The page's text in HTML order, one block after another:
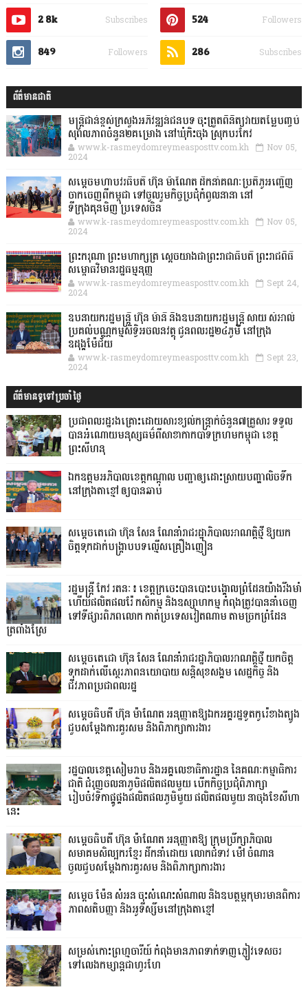
2.8k Subscribes 524 Followers
849 Followers 286 Subscribes
ព័ត៌មានជាតិ
មន្ត្រីជាន់ខ្ពស់ក្រសួងអភិវឌ្ឍន៍ជនបទ ចុះត្រួតពិនិត្យវាយតម្លៃបញ្ចប់
សុពលភាពចំនួន២គម្រោង នៅឃុំកិះចុង ស្រុកបរកែវ
www.k-rasmeydomreymeasposttv.com.kh Nov 05,
2024
សម្តេចមហាបវរធិបតី ហ៊ុន ម៉ាណែត ដឹកនាំគណៈប្រតិភូអញ្ជើញ
ចាកចេញពីកម្ពុជា ទៅចូលរួមកិច្ចប្រជុំកំពូលនានា នៅ
ទីក្រុងគុនមិញ ប្រទេសចិន
www.k-rasmeydomreymeasposttv.com.kh Nov 05,
2024
ព្រះករុណា ព្រះមហាក្សត្រ ស្តេចយាងជាព្រះរាជាធិបតី ព្រះរាជពិធី
សម្ពោធវិមានរដ្ឋធម្មនុញ្ញ
www.k-rasmeydomreymeasposttv.com.kh Sept 24,
2024
ឧបនាយករដ្ឋមន្ដ្រី ហ៊ុន ម៉ានី និងឧបនាយករដ្ឋមន្ដ្រី សាយ សំអាល់
ប្រគល់បណ្ណកម្មសិទ្ធិអចលនវត្ថុ ជូនពលរដ្ឋ២៤ភូមិ នៅក្រុង
ឧដុង្គម៉ែជ័យ
www.k-rasmeydomreymeasposttv.com.kh Sept 23,
2024
ព័ត៌មានទូទៅប្រចាំថ្ងៃ
ប្រជាពលរដ្ឋរងគ្រោះដោយសារខ្យល់កន្ត្រាក់ចំនួន៧គ្រួសារ ទទួល
បានអំណោយមនុស្សធម៌ពីសាខាកាកបាទក្រហមកម្ពុជា ខេត្ត
ព្រះសីហនុ
ឯកឧត្តមអភិបាលខេត្តកណ្ដាល បញ្ជាឲ្យដោះស្រាយបញ្ហាលិចទឹក
នៅក្រុងតាខ្មៅ ឲ្យបានឆាប់
សម្តេចតេជោ ហ៊ុន សែន ណែនាំរាជរដ្ឋាភិបាលអាណត្តិថ្មី ឱ្យយក
ចិត្តទុកដាក់បង្ក្រាបបទល្មើសគ្រឿងញៀន
រដ្ឋមន្ត្រី កែវ រតនៈ៖ ខេត្តក្រចេះបានបោះបង្គោលព្រំដែនយ៉ាងរឹងមាំ
ហើយផលិតផលរ៉ែ កសិកម្ម និងឧស្សាហកម្ម កំពុងត្រូវបាននាំចេញ
ទៅទីផ្សារពិភពលោក កាត់ប្រទេសវៀតណាម តាមច្រកព្រំដែន
ត្រពាំងស្រែ
សម្តេចតេជោ ហ៊ុន សែន ណែនាំរាជរដ្ឋាភិបាលអាណត្តិថ្មី យកចិត្ត
ទុកដាក់លើស្ថេរភាពនយោបាយ សន្តិសុខសង្គម សេដ្ឋកិច្ច និង
ជីវភាពប្រជាពលរដ្ឋ
សម្តេចធិបតី ហ៊ុន ម៉ាណែត អនុញ្ញាតឱ្យឯកអគ្គរដ្ឋទូតកូរ៉េខាងត្បូង
ជួបសម្តែងការគួរសម និងពិភាក្សាការងារ
រដ្ឋបាលខេត្តសៀមរាប និងអគ្គលេខាធិការដ្ឋាន នៃគណៈកម្មាធិការ
ជាតិ ជំរុញចលនាភូមិផលិតផលមួយ បើកកិច្ចប្រជុំពិភាក្សា
រៀបចំវទិកាផ្គូផ្គងផលិតផលភូមិមួយ ផលិតផលមួយ នាចុងខែសីហា
នេះ
សម្តេចធិបតី ហ៊ុន ម៉ាណែត អនុញ្ញាតឱ្យ ក្រុមប្រឹក្សាភិបាល
សមាគមសិល្បករខ្មែរ ដឹកនាំដោយ លោកជំទាវ ម៉ៅ ចំណាន
ចូលជួបសម្ដែងការគួរសម និងពិភាក្សាការងារ
សម្តេច ម៉ែន សំអន ចុះសំណេះសំណាល និងឧបត្ថម្ភកុមារមានពិការ
ភាពសតិបញ្ញា និងអូទីស្សឹមនៅក្រុងតាខ្មៅ
សម្រស់កោះព្រហ្មចារីយ៍ កំពុងមានភាពទាក់ទាញភ្ញៀវទេសចរ
ទៅលេងកម្សាន្តជាហូរហែ